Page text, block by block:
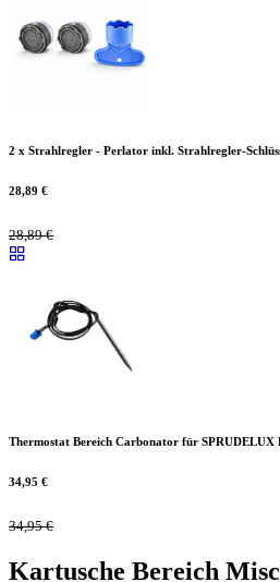
2 x Strahlregler - Perlator inkl. Strahlregler-
28,89 €
28,89€
Thermostat Bereich Carbonator für SPRUDELUX
34,95 €
34,95€
Kartusche Bereich